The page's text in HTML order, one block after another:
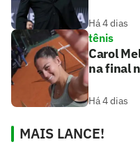
Há 4 dias
tênis
Carol
na final
Há 4 dias
MAIS LANCE!